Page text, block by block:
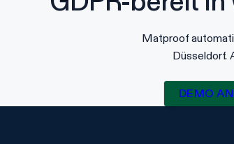
Matproof
Düsseldorf.
DEMO